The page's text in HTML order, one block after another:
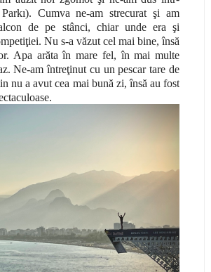
Cumva ne-am strecurat şi am
de pe stânci, chiar unde era şi
Nu s-a văzut cel mai bine, însă
Apa arăta în mare fel, în mai multe
Ne-am întreţinut cu un pescar tare de
nu a avut cea mai bună zi, însă au fost